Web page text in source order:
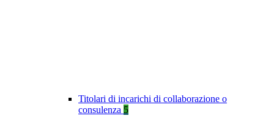
Titolari di incarichi di collaborazione o
consulenza 5